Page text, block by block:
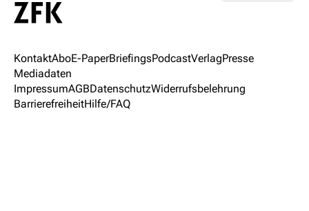
KontaktAboE-PaperBriefingsPodcastVerlagPresse
Mediadaten
ImpressumAGBDatenschutzWiderrufsbelehrung
BarrierefreiheitHilfe/FAQ